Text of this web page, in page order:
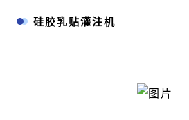
硅胶乳贴灌注机